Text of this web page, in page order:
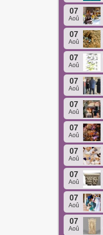
07
Aoû
07
Aoû
07
Aoû
07
Aoû
07
Aoû
07
Aoû
07
Aoû
07
Aoû
07
Aoû
07
Aoû